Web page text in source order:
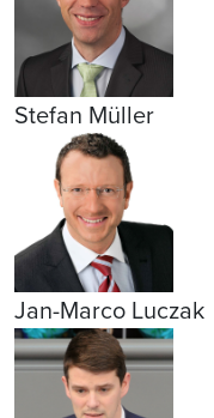
Stefan Müller
Jan-Marco Luczak